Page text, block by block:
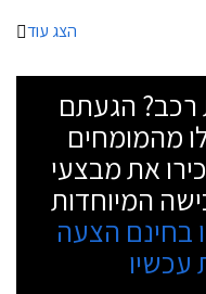
הצג עוד
רכב? הגעתם
מהמומחים
את מבצעי
המיוחדות
בחינם הצעה
עכשיו